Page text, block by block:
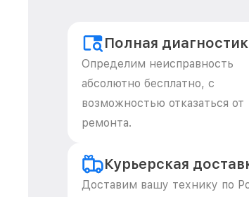
Полная
Определим неисправность
абсолютно бесплатно, с
возможностью отказаться от
ремонта.
Курьерская
Доставим вашу технику по